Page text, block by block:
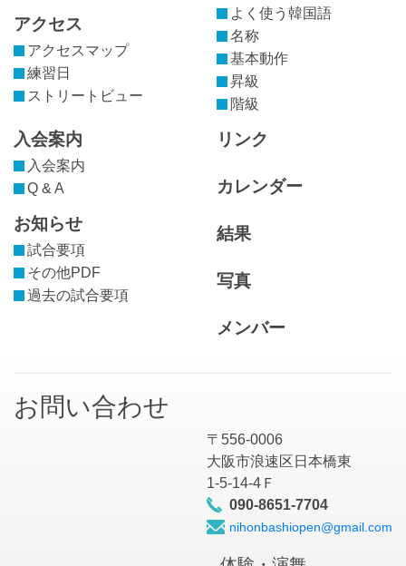
アクセス
アクセスマップ
練習日
ストリートビュー
よく使う韓国語
名称
基本動作
昇級
階級
入会案内
入会案内
Q & A
お知らせ
試合要項
その他PDF
過去の試合要項
リンク
カレンダー
結果
写真
メンバー
お問い合わせ
〒556-0006
大阪市浪速区日本橋東
1-5-14-4Ｆ
090-8651-7704
nihonbashiopen@gmail.com